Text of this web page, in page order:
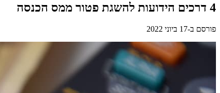
4 דרכים הידועות להשגת פטור ממס הכנסה
פורסם ב-17 ביוני 2022